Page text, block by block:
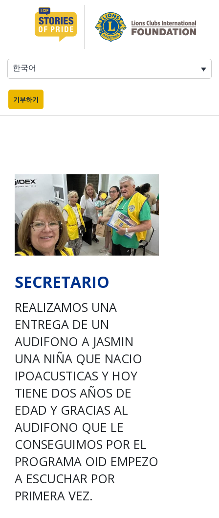
한국어
기부하기
SECRETARIO
REALIZAMOS UNA
ENTREGA DE UN
AUDIFONO A JASMIN
UNA NIÑA QUE NACIO
IPOACUSTICAS Y HOY
TIENE DOS AÑOS DE
EDAD Y GRACIAS AL
AUDIFONO QUE LE
CONSEGUIMOS POR EL
PROGRAMA OID EMPEZO
A ESCUCHAR POR
PRIMERA VEZ.